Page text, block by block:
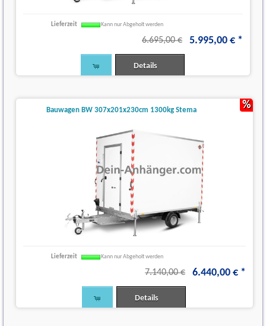
Lieferzeit Kann nur Abgeholt werden
6.695,00 € 5.995,00 € *
Details
Bauwagen BW 307x201x230cm 1300kg Stema
Lieferzeit Kann nur Abgeholt werden
7.140,00 € 6.440,00 € *
Details
%